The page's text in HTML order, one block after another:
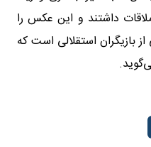
داشتند و این عکس را
بازیگران استقلالی است که